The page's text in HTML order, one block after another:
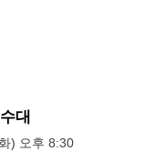
대
) 오후 8:30